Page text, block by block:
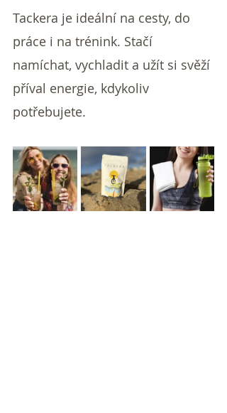
Tackera je ideální na cesty, do
práce i na trénink. Stačí
namíchat, vychladit a užít si svěží
příval energie, kdykoliv
potřebujete.